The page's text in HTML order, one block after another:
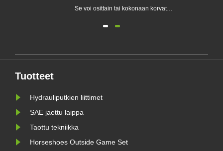
Se voi osittain tai kokonaan korvata
Tuotteet
Hydrauliputkien liittimet
SAE jaettu laippa
Taottu tekniikka
Horseshoes Outside Game Set